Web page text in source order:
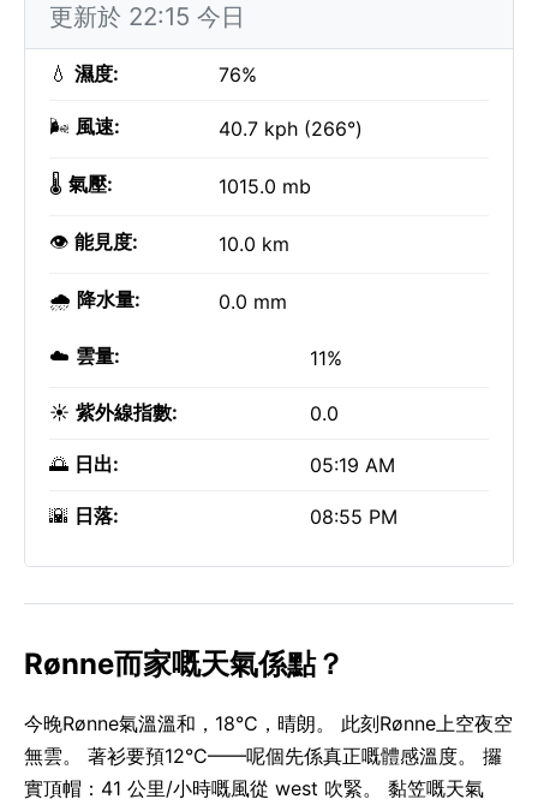
更新於 22:15 今日
💧 濕度: 76%
🌬️ 風速: 40.7 kph (266°)
🌡️ 氣壓: 1015.0 mb
👁️ 能見度: 10.0 km
🌧️ 降水量: 0.0 mm
☁️ 雲量: 11%
☀️ 紫外線指數: 0.0
🌅 日出: 05:19 AM
🌇 日落: 08:55 PM
Rønne而家嘅天氣係點？
今晚Rønne氣溫溫和，18°C，晴朗。 此刻Rønne上空夜空
無雲。 著衫要預12°C——呢個先係真正嘅體感溫度。 攞
實頂帽：41 公里/小時嘅風從 west 吹緊。 黏笠嘅天氣